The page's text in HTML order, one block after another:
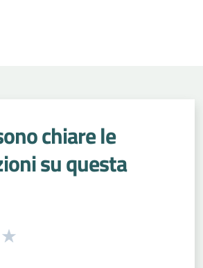
chiare le
su questa
valutazione da 1 a 5 stelle